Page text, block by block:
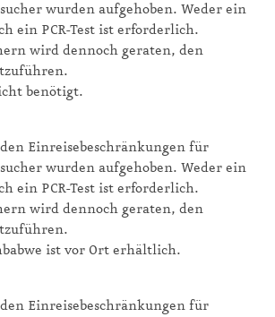
wurden aufgehoben. Weder ein
ein PCR-Test ist erforderlich.
wird dennoch geraten, den
benötigt.
Einreisebeschränkungen für
wurden aufgehoben. Weder ein
ein PCR-Test ist erforderlich.
wird dennoch geraten, den
ist vor Ort erhältlich.
Einreisebeschränkungen für